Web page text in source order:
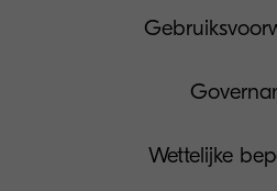
Wettelijke